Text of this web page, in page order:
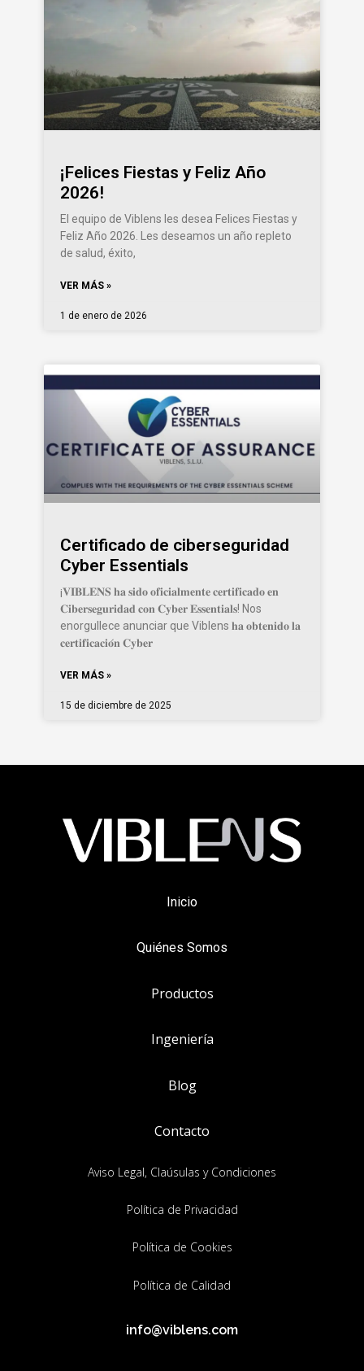
¡Felices Fiestas y Feliz Año
2026!
El equipo de Viblens les desea Felices Fiestas y
Feliz Año 2026. Les deseamos un año repleto
de salud, éxito,
VER MÁS »
1 de enero de 2026
Certificado de ciberseguridad
Cyber Essentials
¡𝐕𝐈𝐁𝐋𝐄𝐍𝐒 𝐡𝐚 𝐬𝐢𝐝𝐨 𝐨𝐟𝐢𝐜𝐢𝐚𝐥𝐦𝐞𝐧𝐭𝐞 𝐜𝐞𝐫𝐭𝐢𝐟𝐢𝐜𝐚𝐝𝐨 𝐞𝐧
𝐂𝐢𝐛𝐞𝐫𝐬𝐞𝐠𝐮𝐫𝐢𝐝𝐚𝐝 𝐜𝐨𝐧 𝐂𝐲𝐛𝐞𝐫 𝐄𝐬𝐬𝐞𝐧𝐭𝐢𝐚𝐥𝐬! Nos
enorgullece anunciar que Viblens 𝐡𝐚 𝐨𝐛𝐭𝐞𝐧𝐢𝐝𝐨 𝐥𝐚
𝐜𝐞𝐫𝐭𝐢𝐟𝐢𝐜𝐚𝐜𝐢𝐨́𝐧 𝐂𝐲𝐛𝐞𝐫
VER MÁS »
15 de diciembre de 2025
Inicio
Quiénes Somos
Productos
Ingeniería
Blog
Contacto
Aviso Legal, Claúsulas y Condiciones
Política de Privacidad
Política de Cookies
Política de Calidad
info@viblens.com